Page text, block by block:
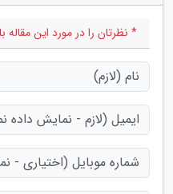
* نظرتان را در مورد این مقاله